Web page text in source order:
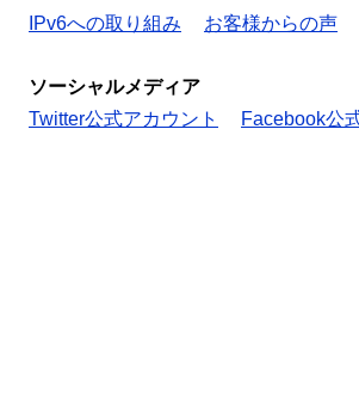
IPv6への取り組み
お客様からの声
ソーシャルメディア
Twitter公式アカウント
Facebook公